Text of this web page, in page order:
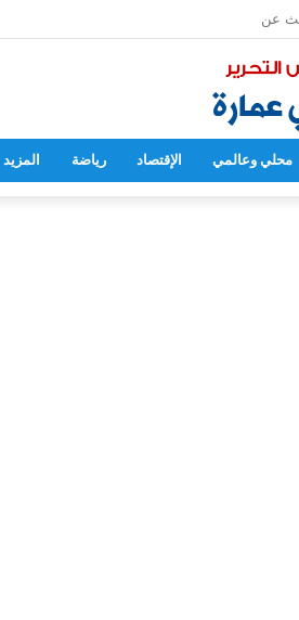
محلي وعالمي الإقتصاد رياضة المزيد